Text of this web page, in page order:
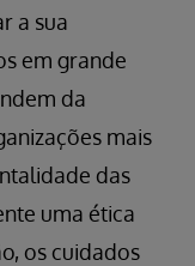
a sua
em grande
da
mais
das
uma ética
os cuidados